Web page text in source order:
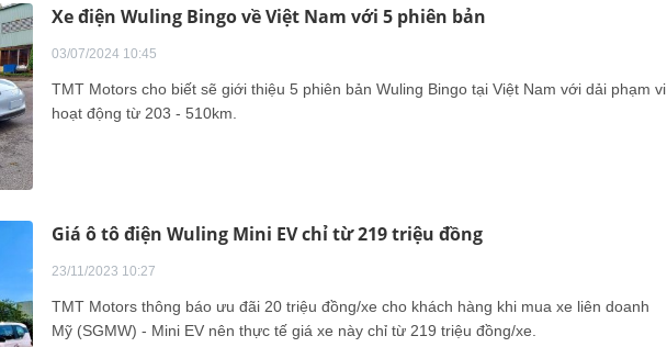
Xe điện Wuling Bingo về Việt Nam với 5 phiên bản
03/07/2024 10:45
TMT Motors cho biết sẽ giới thiệu 5 phiên bản Wuling Bingo tại Việt Nam với dải phạm vi
hoạt động từ 203 - 510km.
Giá ô tô điện Wuling Mini EV chỉ từ 219 triệu đồng
23/11/2023 10:27
TMT Motors thông báo ưu đãi 20 triệu đồng/xe cho khách hàng khi mua xe liên doanh
Mỹ (SGMW) - Mini EV nên thực tế giá xe này chỉ từ 219 triệu đồng/xe.